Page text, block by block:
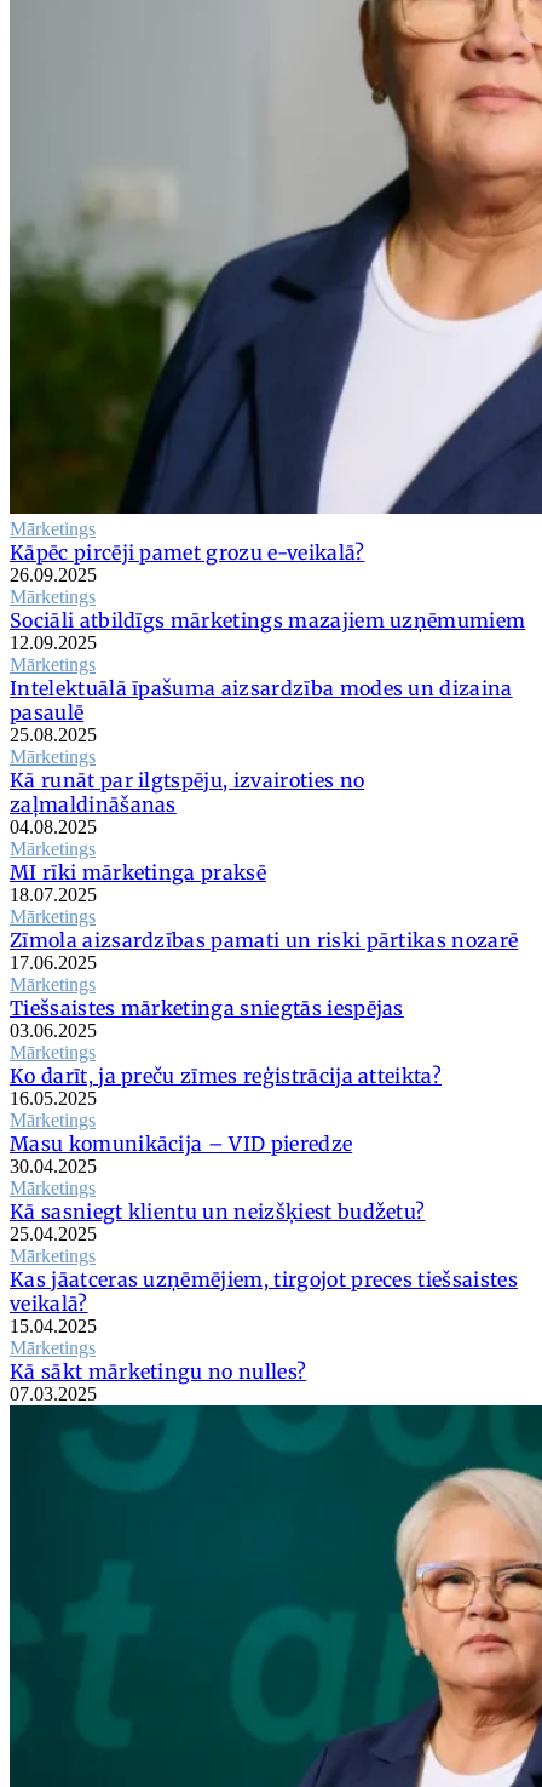
Mārketings
Kāpēc pircēji pamet grozu e-veikalā?
26.09.2025
Mārketings
Sociāli atbildīgs mārketings mazajiem uzņēmumiem
12.09.2025
Mārketings
Intelektuālā īpašuma aizsardzība modes un dizaina
pasaulē
25.08.2025
Mārketings
Kā runāt par ilgtspēju, izvairoties no
zaļmaldināšanas
04.08.2025
Mārketings
MI rīki mārketinga praksē
18.07.2025
Mārketings
Zīmola aizsardzības pamati un riski pārtikas nozarē
17.06.2025
Mārketings
Tiešsaistes mārketinga sniegtās iespējas
03.06.2025
Mārketings
Ko darīt, ja preču zīmes reģistrācija atteikta?
16.05.2025
Mārketings
Masu komunikācija – VID pieredze
30.04.2025
Mārketings
Kā sasniegt klientu un neizšķiest budžetu?
25.04.2025
Mārketings
Kas jāatceras uzņēmējiem, tirgojot preces tiešsaistes
veikalā?
15.04.2025
Mārketings
Kā sākt mārketingu no nulles?
07.03.2025